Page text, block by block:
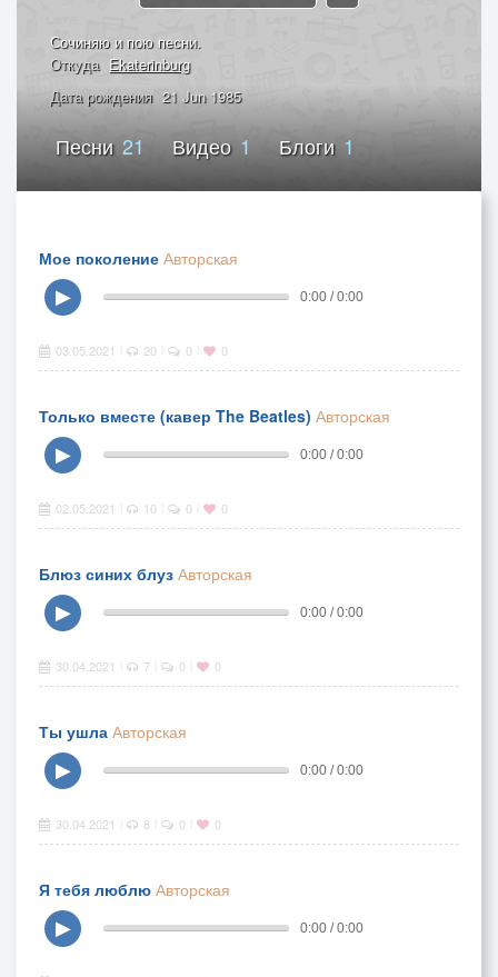
Сочиняю и пою песни.
Откуда Ekaterinburg
Дата рождения 21 Jun 1985
Песни 21 Видео 1 Блоги 1
Мое поколение Авторская
▶
0:00 / 0:00
03.05.2021 20 0 0
Только вместе (кавер The Beatles) Авторская
▶
0:00 / 0:00
02.05.2021 10 0 0
Блюз синих блуз Авторская
▶
0:00 / 0:00
30.04.2021 7 0 0
Ты ушла Авторская
▶
0:00 / 0:00
30.04.2021 8 0 0
Я тебя люблю Авторская
▶
0:00 / 0:00